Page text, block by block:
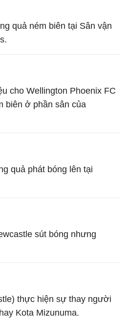
quả ném biên tại Sân vận
cho Wellington Phoenix FC
biên ở phần sân của
quả phát bóng lên tại
sút bóng nhưng
thực hiện sự thay người
Kota Mizunuma.